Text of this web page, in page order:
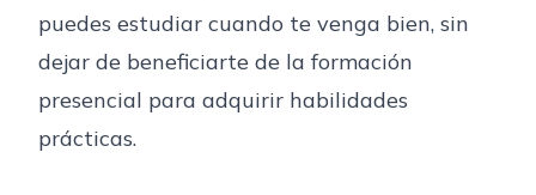
puedes estudiar cuando te venga bien, sin
dejar de beneficiarte de la formación
presencial para adquirir habilidades
prácticas.